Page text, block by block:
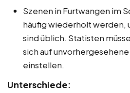
Szenen in Furtwangen im
häufig wiederholt werden,
sind üblich. Statisten
sich auf
einstellen.
Unterschiede: